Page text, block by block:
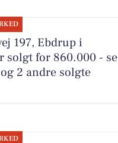
197, Ebdrup i
solgt for 860.000 - se
2 andre solgte